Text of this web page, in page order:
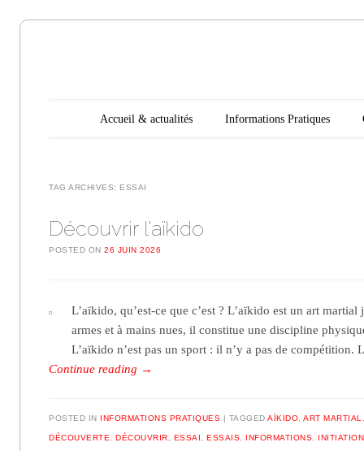
Seclin
Main menu
Skip to content
Accueil & actualités Informations Pratiques
TAG ARCHIVES: ESSAI
Découvrir l’aïkido
POSTED ON26 JUIN 2026
L’aïkido, qu’est-ce que c’est ? L’aïkido est un art
armes et à mains nues, il constitue une discipline
L’aïkido n’est pas un sport : il n’y a pas de compétition.
Continue reading →
POSTED IN INFORMATIONS PRATIQUES TAGGEDAÏKIDO ,ART MARTIAL
DÉCOUVERTE ,DÉCOUVRIR ESSAI ,ESSAIS INFORMATIONS INITIATION